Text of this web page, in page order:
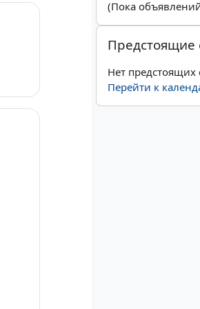
(Пока
Пропустить
Предстоящие
Нет предстоящих
Перейти к